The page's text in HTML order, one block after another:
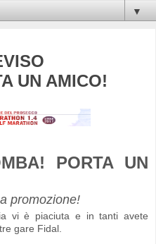
▼
UN AMICO!
PORTA UN
promozione!
vi è piaciuta e in tanti avete
gare Fidal.